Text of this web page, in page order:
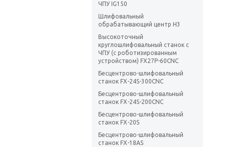
ЧПУ IG150
Шлифовальный
обрабатывающий центр H3
Высокоточный
круглошлифовальный станок с
ЧПУ (с роботизированным
устройством) FX27P-60CNC
Бесцентрово-шлифовальный
станок FX-24S-300CNC
Бесцентрово-шлифовальный
станок FX-24S-200CNC
Бесцентрово-шлифовальный
станок FX-20S
Бесцентрово-шлифовальный
станок FX-18AS